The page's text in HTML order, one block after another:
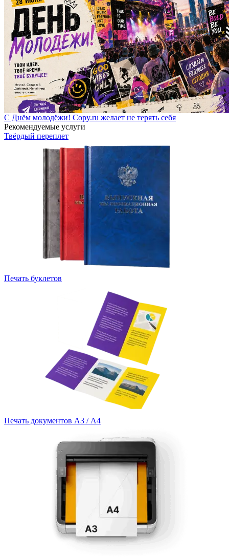
С Днём молодёжи! Copy.ru желает не терять себя
Рекомендуемые услуги
Твёрдый переплет
Печать буклетов
Печать документов А3 / А4